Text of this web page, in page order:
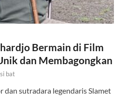
Bermain di Film
dan Membagongkan
bat
dan sutradara legendaris Slamet